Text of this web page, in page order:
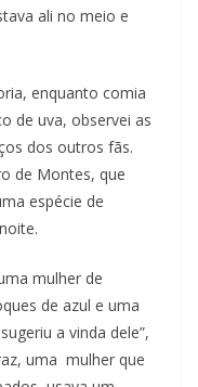
ali no meio e
enquanto comia
de uva, observei as
dos outros fãs.
de Montes, que
espécie de
mulher de
de azul e uma
a vinda dele”,
uma mulher que